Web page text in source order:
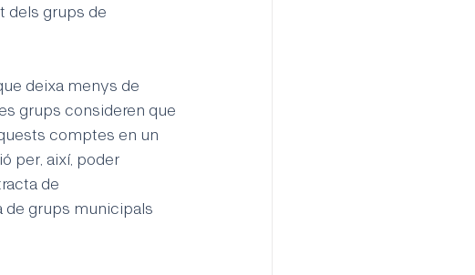
dels grups de
deixa menys de
grups consideren que
comptes en un
per, així, poder
de
de grups municipals